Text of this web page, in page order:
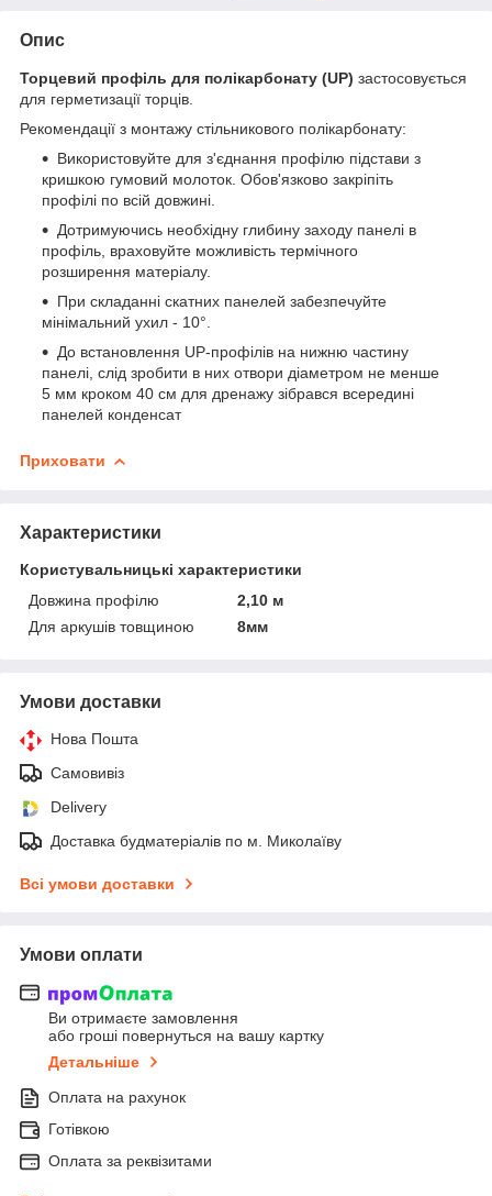
Опис
Торцевий профіль для полікарбонату (UP) застосовується
для герметизації торців.
Рекомендації з монтажу стільникового полікарбонату:
Використовуйте для з'єднання профілю підстави з
кришкою гумовий молоток. Обов'язково закріпіть
профілі по всій довжині.
Дотримуючись необхідну глибину заходу панелі в
профіль, враховуйте можливість термічного
розширення матеріалу.
При складанні скатних панелей забезпечуйте
мінімальний ухил - 10°.
До встановлення UP-профілів на нижню частину
панелі, слід зробити в них отвори діаметром не менше
5 мм кроком 40 см для дренажу зібрався всередині
панелей конденсат
Приховати
Характеристики
Користувальницькі характеристики
Довжина профілю
2,10 м
Для аркушів товщиною
8мм
Умови доставки
Нова Пошта
Самовивіз
Delivery
Доставка будматеріалів по м. Миколаїву
Всі умови доставки
Умови оплати
Ви отримаєте замовлення
або гроші повернуться на вашу картку
Детальніше
Оплата на рахунок
Готівкою
Оплата за реквізитами